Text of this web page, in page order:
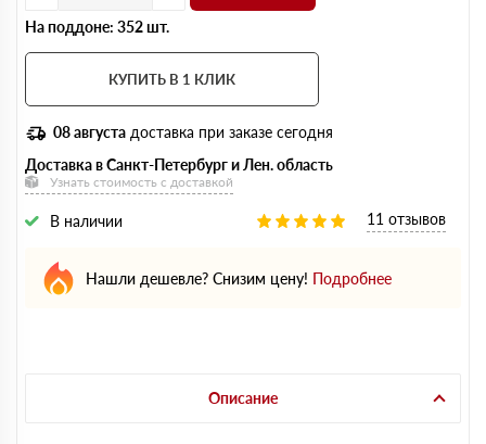
На поддоне: 352 шт.
КУПИТЬ В 1 КЛИК
08 августа доставка при заказе сегодня
Доставка в Санкт-Петербург и Лен. область
Узнать стоимость с доставкой
В наличии 11 отзывов
Нашли дешевле? Снизим цену! Подробнее
Описание